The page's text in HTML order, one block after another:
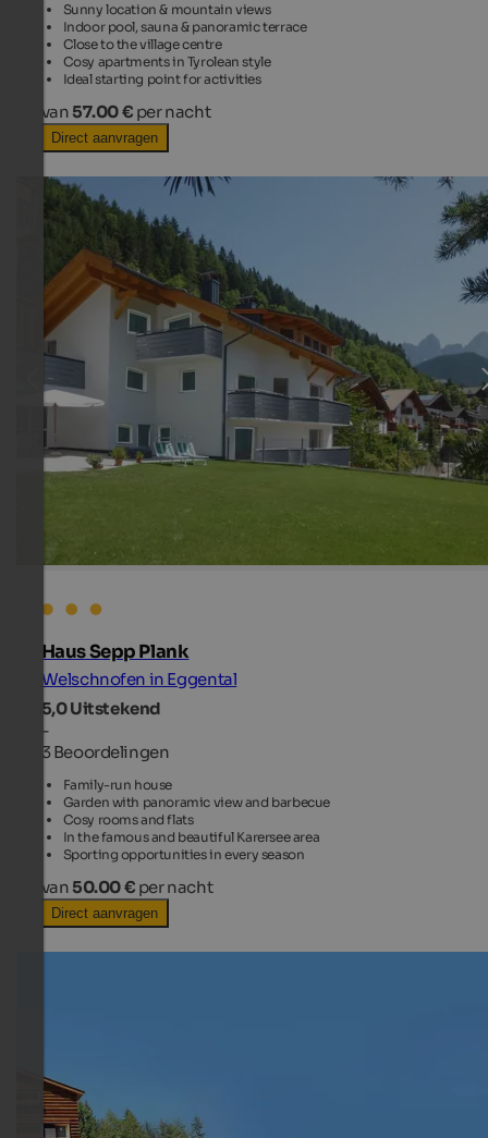
Sunny location & mountain views
Indoor pool, sauna & panoramic terrace
Close to the village centre
Cosy apartments in Tyrolean style
Ideal starting point for activities
van 57.00 € per nacht
Direct aanvragen
Haus Sepp Plank
Welschnofen in Eggental
5,0Uitstekend
-
3 Beoordelingen
Family-run house
Garden with panoramic view and barbecue
Cosy rooms and flats
In the famous and beautiful Karersee area
Sporting opportunities in every season
van 50.00 € per nacht
Direct aanvragen